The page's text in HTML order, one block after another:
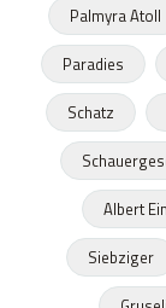
Palmyra Atoll
Paradies
Schatz
Albert
Siebziger